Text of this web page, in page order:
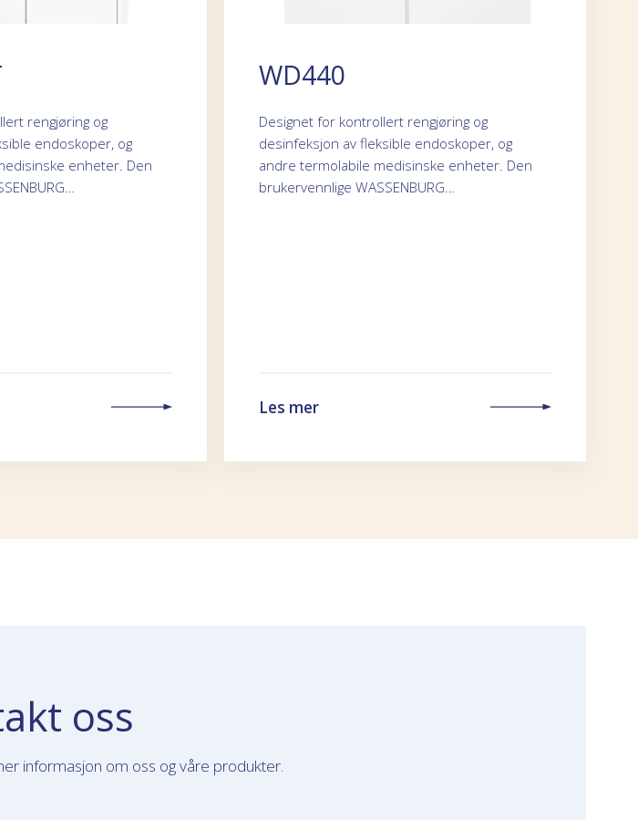
rengjøring og
endoskoper, og
enheter. Den
WD440
Designet for kontrollert rengjøring og
desinfeksjon av fleksible endoskoper, og
andre termolabile medisinske enheter. Den
brukervennlige WASSENBURG…
Les mer
oss
informasjon om oss og våre produkter.